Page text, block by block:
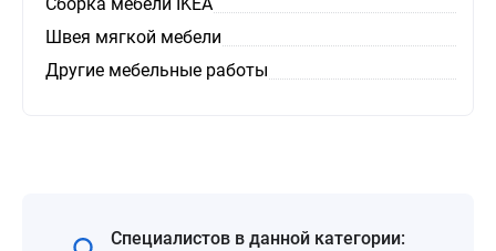
Швея мягкой мебели
Другие мебельные работы
Специалистов в данной категории: